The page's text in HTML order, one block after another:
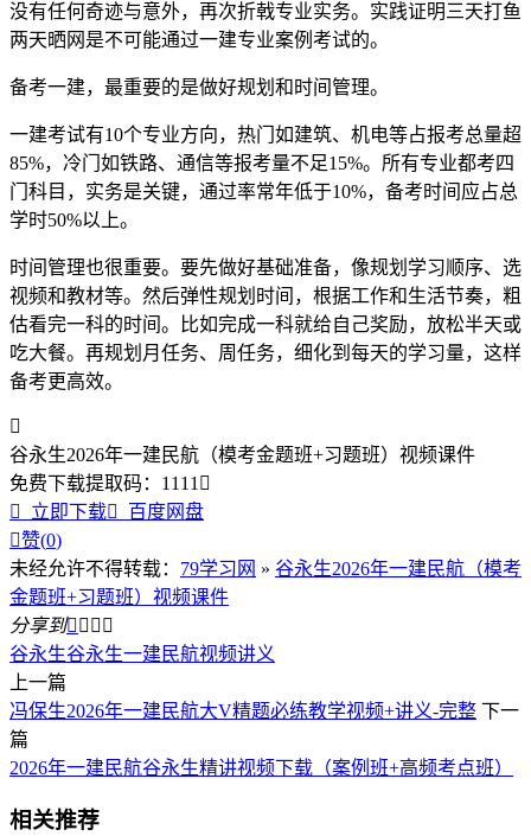
没有任何奇迹与意外，再次折戟专业实务。实践证明三天打鱼
两天晒网是不可能通过一建专业案例考试的。
备考一建，最重要的是做好规划和时间管理。
一建考试有10个专业方向，热门如建筑、机电等占报考总量超
85%，冷门如铁路、通信等报考量不足15%。所有专业都考四
门科目，实务是关键，通过率常年低于10%，备考时间应占总
学时50%以上。
时间管理也很重要。要先做好基础准备，像规划学习顺序、选
视频和教材等。然后弹性规划时间，根据工作和生活节奏，粗
估看完一科的时间。比如完成一科就给自己奖励，放松半天或
吃大餐。再规划月任务、周任务，细化到每天的学习量，这样
备考更高效。

谷永生2026年一建民航（模考金题班+习题班）视频课件
免费下载提取码： 1111 

立即下载
百度网盘
赞(0)
未经允许不得转载： 79学习网 » 谷永生2026年一建民航（模考
金题班+习题班）视频课件
分享到   
谷永生谷永生一建民航视频讲义
上一篇
冯保生2026年一建民航大V精题必练教学视频+讲义-完整 下一
篇
2026年一建民航谷永生精讲视频下载（案例班+高频考点班）
相关推荐